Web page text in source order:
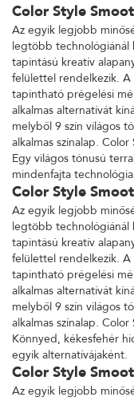
Color Style
Az egyik legjobb
legtöbb technológiánál
tapintású kreatív
felülettel rendelkezik.
tapintható prégelési
alkalmas alternatívát
melyből 9 szín világos
alkalmas színalap.
Egy világos tónusú
mindenfajta
Color Style
Az egyik legjobb
legtöbb technológiánál
tapintású kreatív
felülettel rendelkezik.
tapintható prégelési
alkalmas alternatívát
melyből 9 szín világos
alkalmas színalap.
Könnyed, kékesfehér
egyik alternatívájaként.
Color Style
Az egyik legjobb